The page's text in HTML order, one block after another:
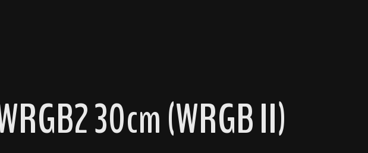
30cm (WRGB II)